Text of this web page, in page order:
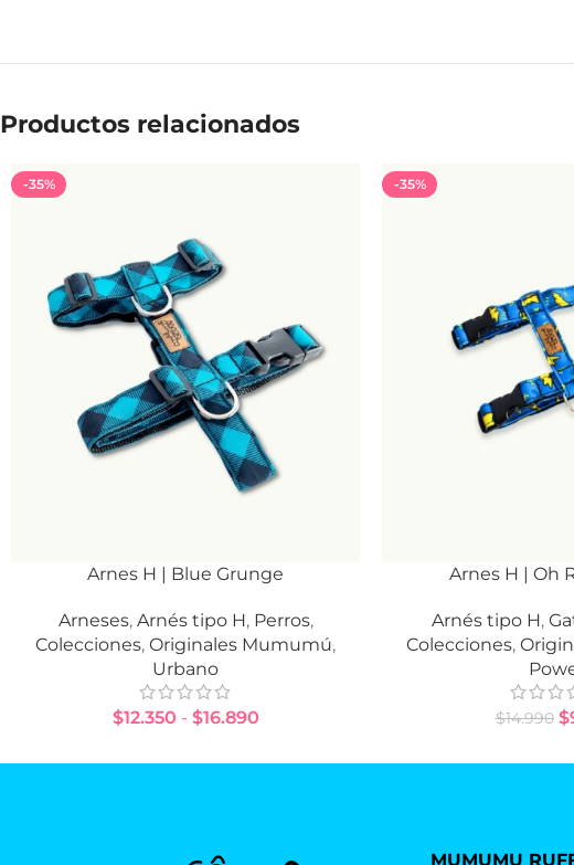
Productos relacionados
-35%
SELECCIONAR OPCIONES
Arnes H | Blue Grunge
Arneses, Arnés tipo H, Perros,
Colecciones, Originales Mumumú,
Urbano
$12.350 - $16.890
-35%
SELECCIONAR OPCIONES
Arnes H | Oh
Arnés tipo H,
Colecciones,
$14.990 $
MUMUMU